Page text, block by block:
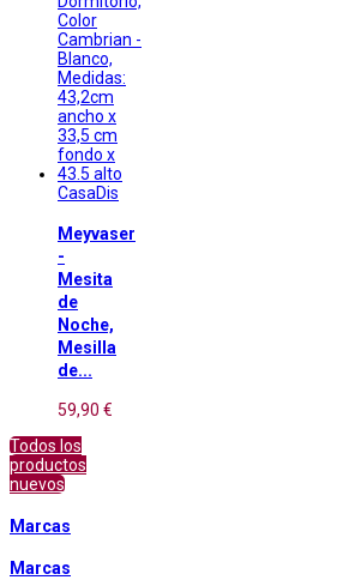
CasaDis
Meyvaser
-
Mesita
de
Noche,
Mesilla
de...
59,90 €
Todos los
productos
nuevos
Marcas
Marcas